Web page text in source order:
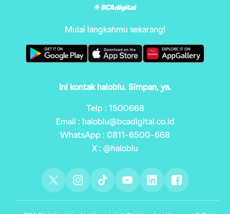
Mulai langkahmu sekarang!
Ini kontak haloblu. Simpan, ya.
Telp : 1500668
Email : haloblu@bcadigital.co.id
WhatsApp : 0811-6500-668
X : @haloblu